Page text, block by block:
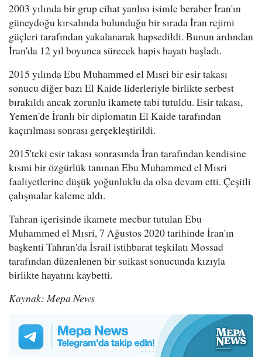
2003 yılında bir grup cihat yanlısı isimle beraber İran'ın
güneydoğu kırsalında bulunduğu bir sırada İran rejimi
güçleri tarafından yakalanarak hapsedildi. Bunun ardından
İran'da 12 yıl boyunca sürecek hapis hayatı başladı.
2015 yılında Ebu Muhammed el Mısri bir esir takası
sonucu diğer bazı El Kaide liderleriyle birlikte serbest
bırakıldı ancak zorunlu ikamete tabi tutuldu. Esir takası,
Yemen'de İranlı bir diplomatın El Kaide tarafından
kaçırılması sonrası gerçekleştirildi.
2015'teki esir takası sonrasında İran tarafından kendisine
kısmi bir özgürlük tanınan Ebu Muhammed el Mısri
faaliyetlerine düşük yoğunluklu da olsa devam etti. Çeşitli
çalışmalar kaleme aldı.
Tahran içerisinde ikamete mecbur tutulan Ebu
Muhammed el Mısri, 7 Ağustos 2020 tarihinde İran'ın
başkenti Tahran'da İsrail istihbarat teşkilatı Mossad
tarafından düzenlenen bir suikast sonucunda kızıyla
birlikte hayatını kaybetti.
Kaynak: Mepa News